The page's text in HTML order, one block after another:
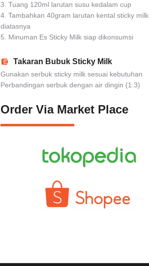
3. Tuang 120ml larutan susu kedalam cup
4. Tambahkan 40gram larutan kental sticky milk
diatasnya
5. Minuman Es Sticky Milk siap dikonsumsi
Takaran Bubuk Sticky Milk
Gunakan serbuk sticky milk sesuai kebutuhan
Perbandingan serbuk dengan air dingin (1:3)
Order Via Market Place